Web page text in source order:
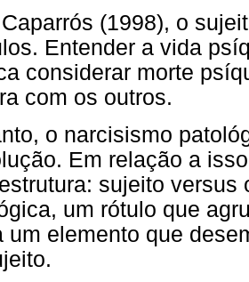
(1998), o
Entender a vida
considerar morte
com os outros.
o narcisismo
Em relação a
sujeito versus
um rótulo que
um elemento que